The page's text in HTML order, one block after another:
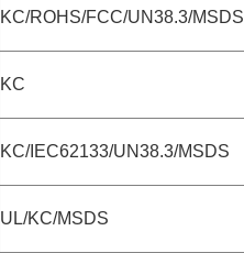
KC/ROHS/FCC/UN38.3/MSDS
KC
KC/IEC62133/UN38.3/MSDS
UL/KC/MSDS